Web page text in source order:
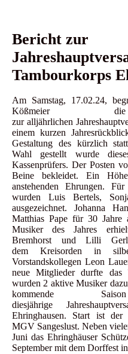
Bericht zur
Tambourkorps
Am Samstag, 17.02.24,
Kößmeier die
zur alljährlichen
einem kurzen
Gestaltung des kürzlich
Wahl gestellt wurde
Kassenprüfers. Der Posten
Beine bekleidet. Ein
anstehenden Ehrungen.
wurden Luis Bertels,
ausgezeichnet. Johanna
Matthias Pape für 30 Jahre
Musiker desJahres
Bremhorst und Lilli
dem Kreisorden in
Vorstandskollegen Leon
neue Mitglieder durfte das
wurden 2 aktive Musiker
kommende
diesjährige
Ehringhausen. Start ist der
MGV Sangeslust. Neben
Juni das Ehringhäuser
September mit dem Dorffest